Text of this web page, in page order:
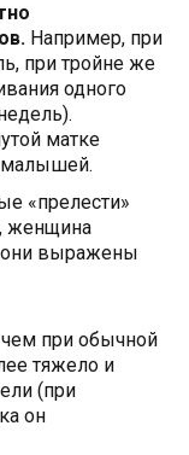
Например, при
при тройне же
одного
матке
малышей.
«прелести»
женщина
они выражены
чем при обычной
тяжело и
(при
он